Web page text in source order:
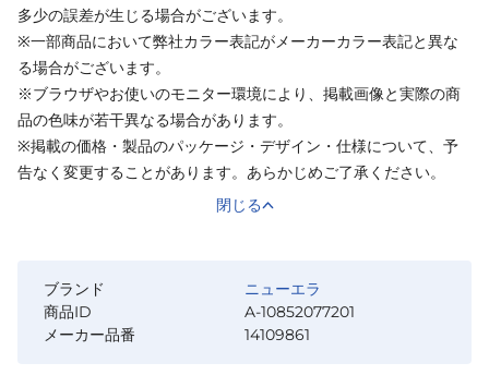
多少の誤差が生じる場合がございます。
※一部商品において弊社カラー表記がメーカーカラー表記と異な
る場合がございます。
※ブラウザやお使いのモニター環境により、掲載画像と実際の商
品の色味が若干異なる場合があります。
※掲載の価格・製品のパッケージ・デザイン・仕様について、予
告なく変更することがあります。あらかじめご了承ください。
閉じる
ブランド
ニューエラ
商品ID
A-10852077201
メーカー品番
14109861